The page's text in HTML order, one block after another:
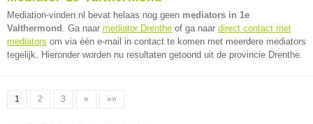
Mediation-vinden.nl bevat helaas nog geen mediators in 1e
Valthermond . Ga naar mediator Drenthe of ga naar direct contact met
mediators om via één e-mail in contact te komen met meerdere mediators
tegelijk. Hieronder worden nu resultaten getoond uit de provincie Drenthe.
1 2 3 » »»